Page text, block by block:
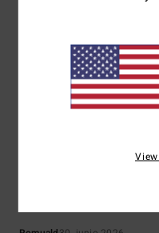
Es una marca conocida; yo
Mostrar original - Français
Comodidad: 4/5 Relación
/5 Color: 4/5
Recomiendo este producto